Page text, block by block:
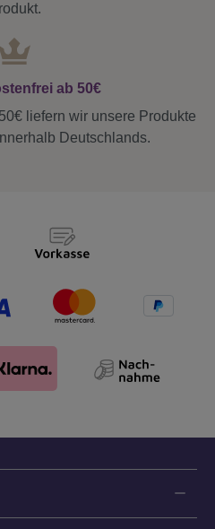
ab 50€
liefern wir unsere Produkte
Deutschlands.